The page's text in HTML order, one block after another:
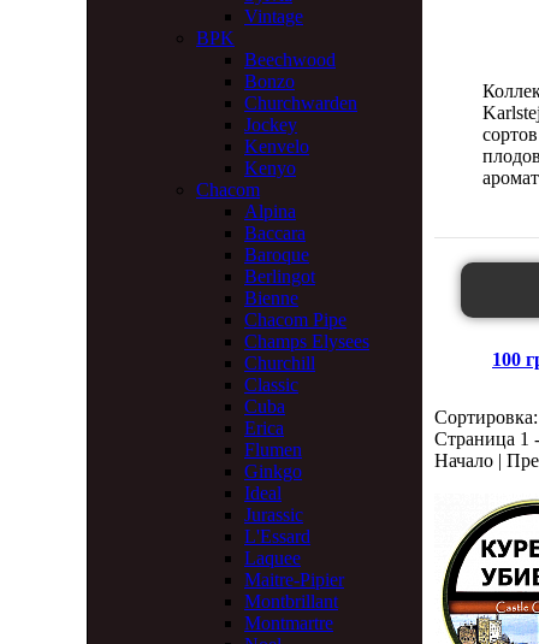
Vintage
BPK
Beechwood
Bonzo
Churchwarden
Jockey
Kenvelo
Kenyo
Chacom
Alpina
Baccara
Baroque
Berlingot
Bienne
Chacom Pipe
Champs Elysees
Churchill
Classic
Cuba
Erica
Flumen
Ginkgo
Ideal
Jurassic
L'Essard
Laquee
Maitre-Pipier
Montbrillant
Montmartre
100
Сортировка:
Страница 1
Начало |